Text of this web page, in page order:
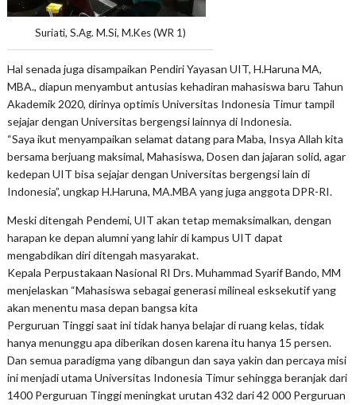
Suriati, S.Ag. M.Si, M.Kes (WR 1)
Hal senada juga disampaikan Pendiri Yayasan UIT, H.Haruna MA,
MBA., diapun menyambut antusias kehadiran mahasiswa baru Tahun
Akademik 2020, dirinya optimis Universitas Indonesia Timur tampil
sejajar dengan Universitas bergengsi lainnya di Indonesia.
“Saya ikut menyampaikan selamat datang para Maba, Insya Allah kita
bersama berjuang maksimal, Mahasiswa, Dosen dan jajaran solid, agar
kedepan UIT bisa sejajar dengan Universitas bergengsi lain di
Indonesia”, ungkap H.Haruna, MA.MBA yang juga anggota DPR-RI.
Meski ditengah Pendemi, UIT akan tetap memaksimalkan, dengan
harapan ke depan alumni yang lahir di kampus UIT dapat
mengabdikan diri ditengah masyarakat.
Kepala Perpustakaan Nasional RI Drs. Muhammad Syarif Bando, MM
menjelaskan “Mahasiswa sebagai generasi milineal esksekutif yang
akan menentu masa depan bangsa kita
Perguruan Tinggi saat ini tidak hanya belajar di ruang kelas, tidak
hanya menunggu apa diberikan dosen karena itu hanya 15 persen.
Dan semua paradigma yang dibangun dan saya yakin dan percaya misi
ini menjadi utama Universitas Indonesia Timur sehingga beranjak dari
1400 Perguruan Tinggi meningkat urutan 432 dari 42 000 Perguruan